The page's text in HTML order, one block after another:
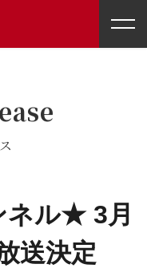
ル★ 3月
送決定